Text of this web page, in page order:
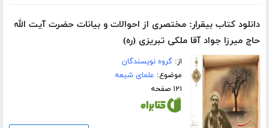
دانلود کتاب بیقرار: مختصری از احوالات و بیانات حضرت آیت الله
حاج میرزا جواد آقا ملکی تبریزی (ره)
از:گروه نویسندگان
موضوع: علمای شیعه
۱۲۱ صفحه